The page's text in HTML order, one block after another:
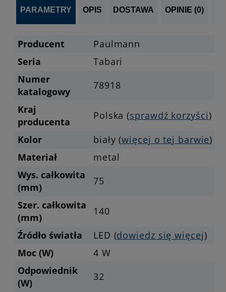
PARAMETRY OPIS DOSTAWA OPINIE (0)
Producent
Paulmann
Seria
Tabari
Numer
katalogowy
78918
Kraj
producenta
Polska (sprawdź korzyści)
Kolor
biały (więcej o tej barwie)
Materiał
metal
Wys. całkowita
(mm)
75
Szer. całkowita
(mm)
140
Źródło światła
LED (dowiedz się więcej)
Moc (W)
4 W
Odpowiednik
(W)
32